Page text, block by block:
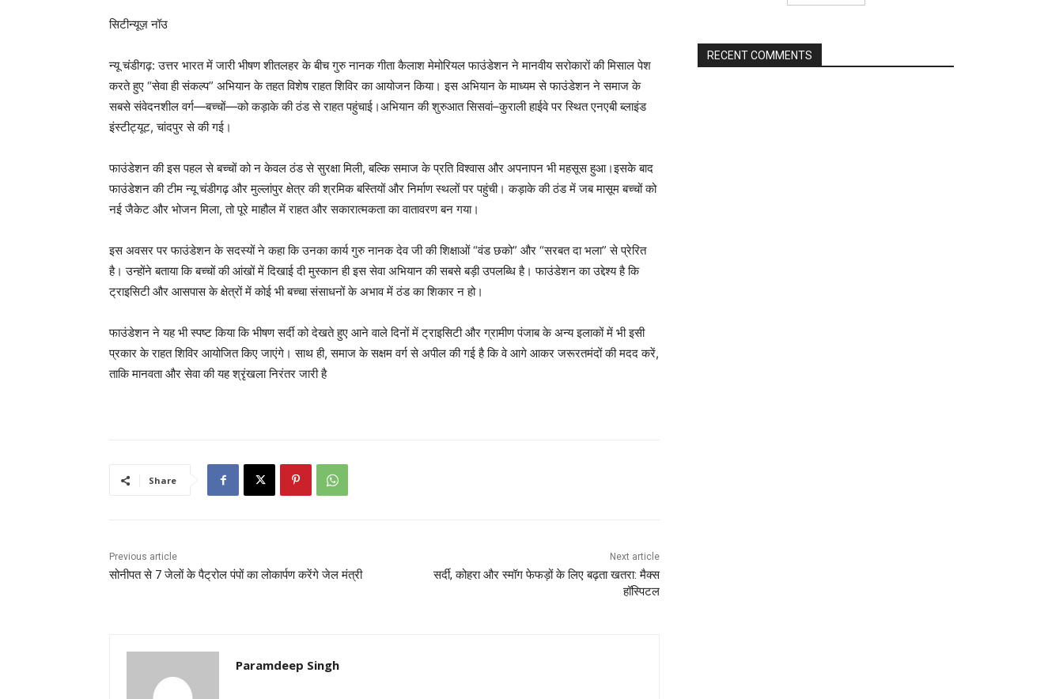
सिटीन्यूज़ नॉउ
न्यू चंडीगढ़: उत्तर भारत में जारी भीषण शीतलहर के बीच गुरु नानक गीता कैलाश मेमोरियल फाउंडेशन ने मानवीय सरोकारों की मिसाल पेश
करते हुए “सेवा ही संकल्प” अभियान के तहत विशेष राहत शिविर का आयोजन किया। इस अभियान के माध्यम से फाउंडेशन ने समाज के
सबसे संवेदनशील वर्ग—बच्चों—को कड़ाके की ठंड से राहत पहुंचाई।अभियान की शुरुआत सिसवां–कुराली हाईवे पर स्थित एनएबी ब्लाइंड
इंस्टीट्यूट, चांदपुर से की गई।
फाउंडेशन की इस पहल से बच्चों को न केवल ठंड से सुरक्षा मिली, बल्कि समाज के प्रति विश्वास और अपनापन भी महसूस हुआ।इसके बाद
फाउंडेशन की टीम न्यू चंडीगढ़ और मुल्लांपुर क्षेत्र की श्रमिक बस्तियों और निर्माण स्थलों पर पहुंची। कड़ाके की ठंड में जब मासूम बच्चों को
नई जैकेट और भोजन मिला, तो पूरे माहौल में राहत और सकारात्मकता का वातावरण बन गया।
इस अवसर पर फाउंडेशन के सदस्यों ने कहा कि उनका कार्य गुरु नानक देव जी की शिक्षाओं “वंड छको” और “सरबत दा भला” से प्रेरित
है। उन्होंने बताया कि बच्चों की आंखों में दिखाई दी मुस्कान ही इस सेवा अभियान की सबसे बड़ी उपलब्धि है। फाउंडेशन का उद्देश्य है कि
ट्राइसिटी और आसपास के क्षेत्रों में कोई भी बच्चा संसाधनों के अभाव में ठंड का शिकार न हो।
फाउंडेशन ने यह भी स्पष्ट किया कि भीषण सर्दी को देखते हुए आने वाले दिनों में ट्राइसिटी और ग्रामीण पंजाब के अन्य इलाकों में भी इसी
प्रकार के राहत शिविर आयोजित किए जाएंगे। साथ ही, समाज के सक्षम वर्ग से अपील की गई है कि वे आगे आकर जरूरतमंदों की मदद करें,
ताकि मानवता और सेवा की यह श्रृंखला निरंतर जारी है
Share
Previous article
सोनीपत से 7 जेलों के पैट्रोल पंपों का लोकार्पण करेंगे जेल मंत्री
Next article
सर्दी, कोहरा और स्मॉग फेफड़ों के लिए बढ़ता खतरा: मैक्स
हॉस्पिटल
Paramdeep Singh
RECENT COMMENTS